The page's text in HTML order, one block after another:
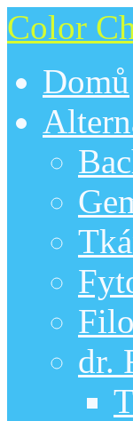
Color
Domů
dr.